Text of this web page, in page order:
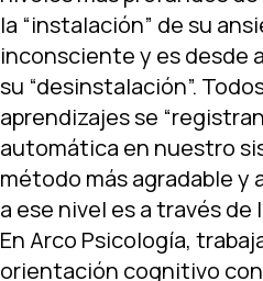
la “instalación” de su
inconsciente y es desde
su “desinstalación”.
aprendizajes se
automática en nuestro
método más agradable y
a ese nivel es a través de
En Arco Psicología,
orientación cognitivo